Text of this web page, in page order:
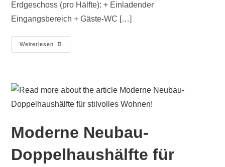
Erdgeschoss (pro Hälfte): + Einladender
Eingangsbereich + Gäste-WC […]
Weiterlesen
Moderne Neubau-
Doppelhaushälfte für